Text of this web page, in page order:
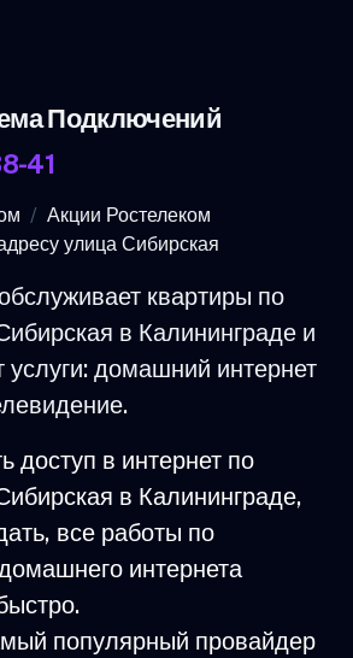
Подключений
41
Акции Ростелеком
улица Сибирская
квартиры по
в Калининграде и
услуги: домашний интернет
доступ в интернет по
в Калининграде,
все работы по
интернета
популярный провайдер